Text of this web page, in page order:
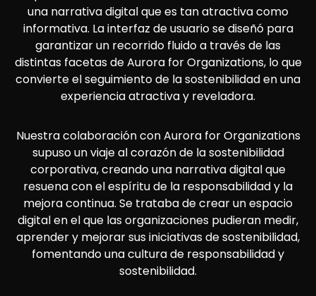
una narrativa digital que es tan atractiva como
informativa. La interfaz de usuario se diseñó para
garantizar un recorrido fluido a través de las
distintas facetas de Aurora for Organizations, lo que
convierte el seguimiento de la sostenibilidad en una
experiencia atractiva y reveladora.
Nuestra colaboración con Aurora for Organizations
supuso un viaje al corazón de la sostenibilidad
corporativa, creando una narrativa digital que
resuena con el espíritu de la responsabilidad y la
mejora continua. Se trataba de crear un espacio
digital en el que las organizaciones pudieran medir,
aprender y mejorar sus iniciativas de sostenibilidad,
fomentando una cultura de responsabilidad y
sostenibilidad.